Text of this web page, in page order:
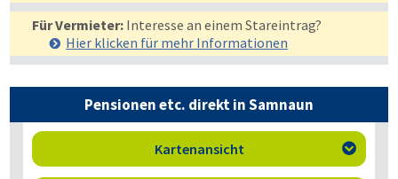
Für Vermieter: Interesse an einem Stareintrag?
Hier klicken für mehr Informationen
Pensionen etc. direkt in Samnaun
Kartenansicht 